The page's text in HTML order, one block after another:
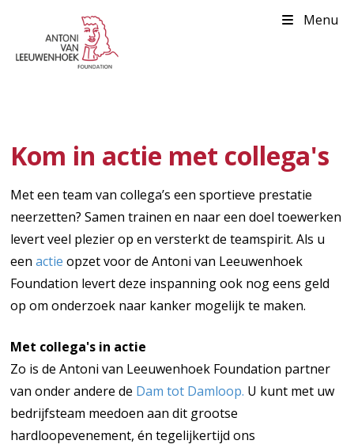
Menu
Kom in actie met collega's
Met een team van collega’s een sportieve prestatie
neerzetten? Samen trainen en naar een doel toewerken
levert veel plezier op en versterkt de teamspirit. Als u
eenactie opzet voor de Antoni van Leeuwenhoek
Foundation levert deze inspanning ook nog eens geld
op om onderzoek naar kanker mogelijk te maken.
Met collega's in actie
Zo is de Antoni van Leeuwenhoek Foundation partner
van onder andere de Dam tot Damloop. U kunt met uw
bedrijfsteam meedoen aan dit grootse
hardloopevenement, én tegelijkertijd ons